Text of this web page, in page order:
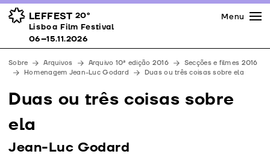
LEFFEST 20º
Lisboa Film Festival 06–15.11.2026
Prémios
Espaços
Apoios
Equipa
Downloads
Menu
Lisboa Film Festival
06–15.11.2026
Sobre Arquivos Arquivo 10ª edição 2016
Secções e filmes 2016
Homenagem Jean-Luc Godard
Duas ou três coisas sobre ela
Duas ou três coisas sobre
ela
Jean-Luc Godard